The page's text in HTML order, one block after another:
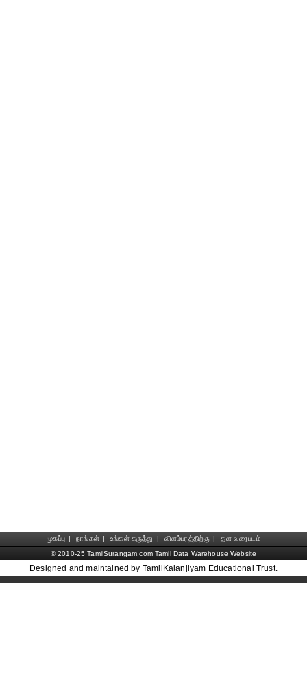
முகப்பு | நாங்கள் | உங்கள் கருத்து | விளம்பரத்திற்கு |
தள வரைபடம்
© 2010-25 TamilSurangam.com Tamil Data Warehouse Website
Designed and maintained by TamilKalanjiyam Educational Trust.